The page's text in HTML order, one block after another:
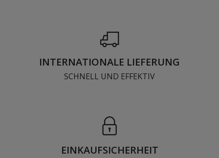
INTERNATIONALE LIEFERUNG
SCHNELL UND EFFEKTIV
EINKAUFSICHERHEIT